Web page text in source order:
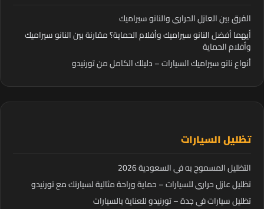
الفرق بين العازل الحراري والنانو سيراميك
أيهما أفضل النانو سيراميك وأفلام الحماية؟ مقارنة بين النانو سيراميك
وأفلام الحماية
أنواع نانو سيراميك السيارات – دليلك الكامل من تورنيدو
تظليل السيارات
التظليل المسموح به في السعودية 2026
تظليل عازل حراري للسيارات – حماية وراحة مثالية لسيارتك مع تورنيدو
تظليل سيارات في جدة – تورنيدو للعناية بالسيارات